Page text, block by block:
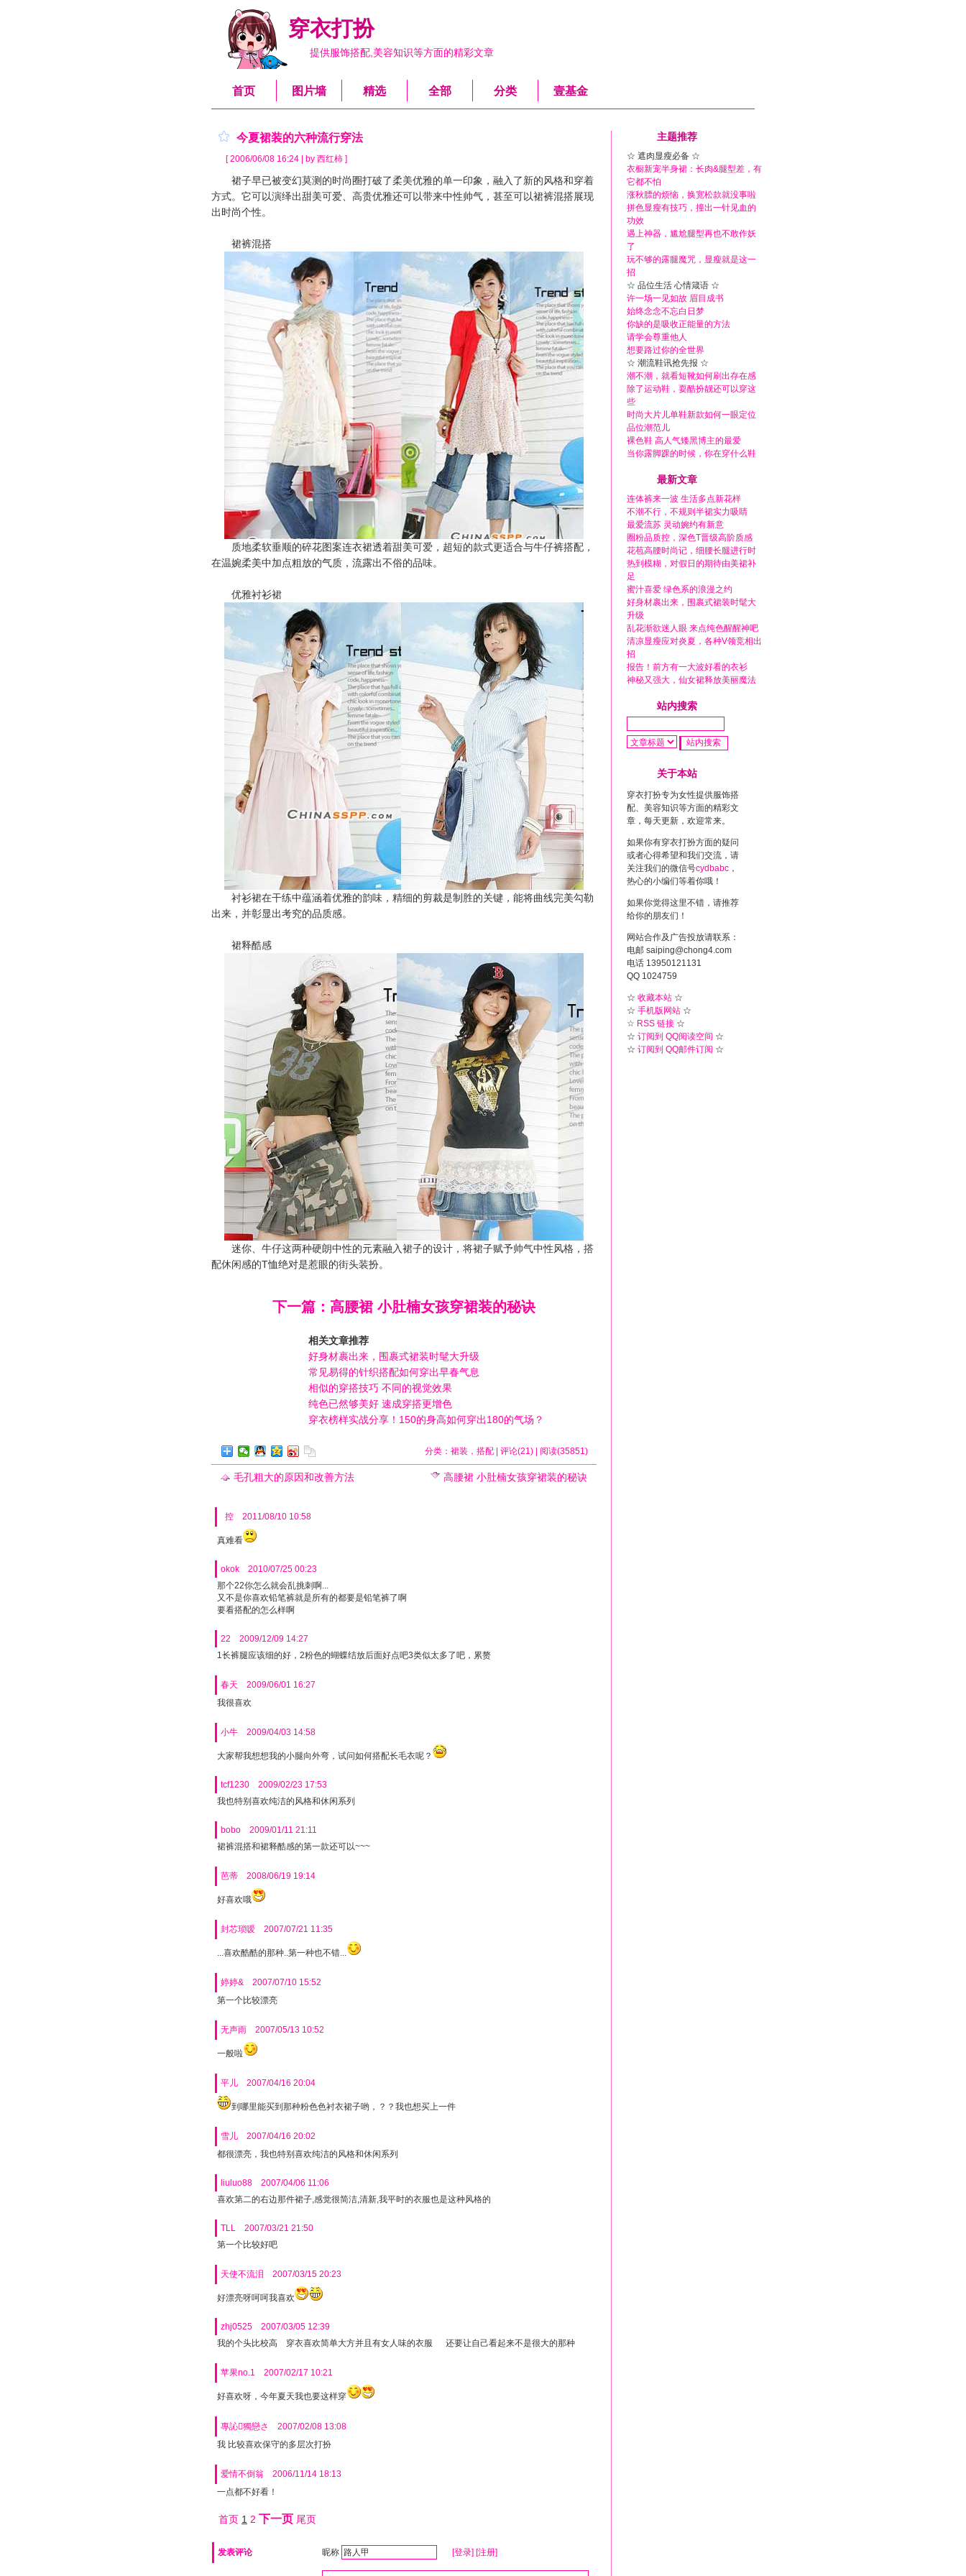
穿衣打扮
提供服饰搭配,美容知识等方面的精彩文章
首页 图片墙 精选 全部 分类 壹基金
今夏裙装的六种流行穿法
[ 2006/06/08 16:24 | by 西红柿 ]
裙子早已被变幻莫测的时尚圈打破了柔美优雅的单一印象，融入了新的风格和穿着
方式。它可以演绎出甜美可爱、高贵优雅还可以带来中性帅气，甚至可以裙裤混搭展现
出时尚个性。
裙裤混搭
质地柔软垂顺的碎花图案连衣裙透着甜美可爱，超短的款式更适合与牛仔裤搭配，
在温婉柔美中加点粗放的气质，流露出不俗的品味。
优雅衬衫裙
衬衫裙在干练中蕴涵着优雅的韵味，精细的剪裁是制胜的关键，能将曲线完美勾勒
出来，并彰显出考究的品质感。
裙释酷感
迷你、牛仔这两种硬朗中性的元素融入裙子的设计，将裙子赋予帅气中性风格，搭
配休闲感的T恤绝对是惹眼的街头装扮。
下一篇：高腰裙 小肚楠女孩穿裙装的秘诀
相关文章推荐
好身材裹出来，围裹式裙装时髦大升级
常见易得的针织搭配如何穿出早春气息
相似的穿搭技巧 不同的视觉效果
纯色已然够美好 速成穿搭更增色
穿衣榜样实战分享！150的身高如何穿出180的气场？
分类： 裙装 ， 搭配 | 评论(21) | 阅读(35851)
毛孔粗大的原因和改善方法 高腰裙 小肚楠女孩穿裙装的秘诀
控 2011/08/10 10:58
真难看
okok
2010/07/25 00:23
那个22你怎么就会乱挑刺啊...
又不是你喜欢铅笔裤就是所有的都要是铅笔裤了啊
要看搭配的怎么样啊
22
2009/12/09 14:27
1长裤腿应该细的好，2粉色的蝴蝶结放后面好点吧3类似太多了吧，累赘
春天
2009/06/01 16:27
我很喜欢
小牛 2009/04/03 14:58
大家帮我想想我的小腿向外弯，试问如何搭配长毛衣呢？
tcf1230
2009/02/23 17:53
我也特别喜欢纯洁的风格和休闲系列
bobo
2009/01/11 21:11
裙裤混搭和裙释酷感的第一款还可以~~~
芭蒂 2008/06/19 19:14
好喜欢哦
封芯琐嗳 2007/07/21 11:35
...喜欢酷酷的那种..第一种也不错...
婷婷&
2007/07/10 15:52
第一个比较漂亮
无声雨 2007/05/13 10:52
一般啦
平儿 2007/04/16 20:04
到哪里能买到那种粉色色衬衣裙子哟，？？我也想买上一件
雪儿
2007/04/16 20:02
都很漂亮，我也特别喜欢纯洁的风格和休闲系列
liuluo88
2007/04/06 11:06
喜欢第二的右边那件裙子,感觉很简洁,清新,我平时的衣服也是这种风格的
TLL
2007/03/21 21:50
第一个比较好吧
天使不流泪 2007/03/15 20:23
好漂亮呀呵呵我喜欢
zhj0525
2007/03/05 12:39
我的个头比校高 穿衣喜欢简单大方并且有女人味的衣服 还要让自己看起来不是很大的那种
苹果no.1 2007/02/17 10:21
好喜欢呀，今年夏天我也要这样穿
專訫獨戀さ
2007/02/08 13:08
我 比较喜欢保守的多层次打扮
爱情不倒翁
2006/11/14 18:13
一点都不好看！
首页 1 2 下一页 尾页
发表评论 昵称 [登录] [注册]
主题推荐
☆ 遮肉显瘦必备 ☆
衣橱新宠半身裙：长肉&腿型差，有
它都不怕
涨秋膘的烦恼，换宽松款就没事啦
拼色显瘦有技巧，撞出一针见血的
功效
遇上神器，尴尬腿型再也不敢作妖
了
玩不够的露腿魔咒，显瘦就是这一
招
☆ 品位生活 心情箴语 ☆
许一场一见如故 眉目成书
始终念念不忘白日梦
你缺的是吸收正能量的方法
请学会尊重他人
想要路过你的全世界
☆ 潮流鞋讯抢先报 ☆
潮不潮，就看短靴如何刷出存在感
除了运动鞋，耍酷扮靓还可以穿这
些
时尚大片儿单鞋新款如何一眼定位
品位潮范儿
裸色鞋 高人气矮黑博主的最爱
当你露脚踝的时候，你在穿什么鞋
最新文章
连体裤来一波 生活多点新花样
不潮不行，不规则半裙实力吸睛
最爱流苏 灵动婉约有新意
圈粉品质控，深色T晋级高阶质感
花苞高腰时尚记，细腰长腿进行时
热到模糊，对假日的期待由美裙补
足
蜜汁喜爱 绿色系的浪漫之约
好身材裹出来，围裹式裙装时髦大
升级
乱花渐欲迷人眼 来点纯色醒醒神吧
清凉显瘦应对炎夏，各种V领竞相出
招
报告！前方有一大波好看的衣衫
神秘又强大，仙女裙释放美丽魔法
站内搜索
关于本站
穿衣打扮专为女性提供服饰搭
配、美容知识等方面的精彩文
章，每天更新，欢迎常来。
如果你有穿衣打扮方面的疑问
或者心得希望和我们交流，请
关注我们的微信号cydbabc ，
热心的小编们等着你哦！
如果你觉得这里不错，请推荐
给你的朋友们！
网站合作及广告投放请联系：
电邮 saiping@chong4.com
电话 13950121131
QQ 1024759
☆ 收藏本站 ☆
☆ 手机版网站 ☆
☆ RSS 链接 ☆
☆ 订阅到 QQ阅读空间 ☆
☆ 订阅到 QQ邮件订阅 ☆